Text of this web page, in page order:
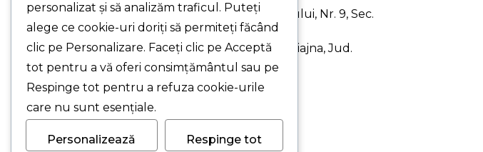
PUNCT DE LUCRU PRINCIPAL - Str. Pelinului, Nr. 9, Sec.
3, București
PUNCT DE LUCRU - Drumul Gării, Nr. 1, Chiajna, Jud.
Ilfov (cu programare)
personalizat și să analizăm traficul. Puteți
alege ce cookie-uri doriți să permiteți făcând
clic pe Personalizare. Faceți clic pe Acceptă
tot pentru a vă oferi consimțământul sau pe
Respinge tot pentru a refuza cookie-urile
care nu sunt esențiale.
Personalizează Respinge tot